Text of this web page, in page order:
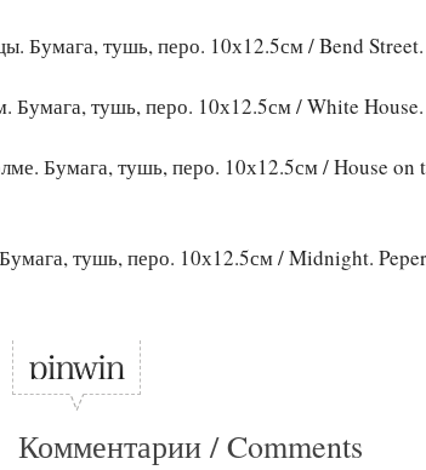
Бумага, тушь, перо. 10х12.5см / Bend
Бумага, тушь, перо. 10х12.5см / White
Бумага, тушь, перо. 10х12.5см / House on
тушь, перо. 10х12.5см / Midnight.
Комментарии / Comments